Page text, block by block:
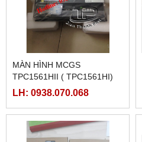
MÀN HÌNH MCGS
TPC1561HII ( TPC1561HI)
LH: 0938.070.068